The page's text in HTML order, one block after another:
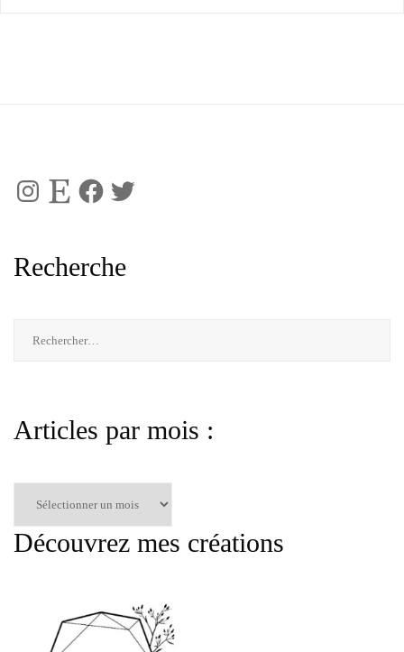
Instagram
Etsy FacebookTwitter
Recherche
Articles par mois :
mois
Découvrez mes créations